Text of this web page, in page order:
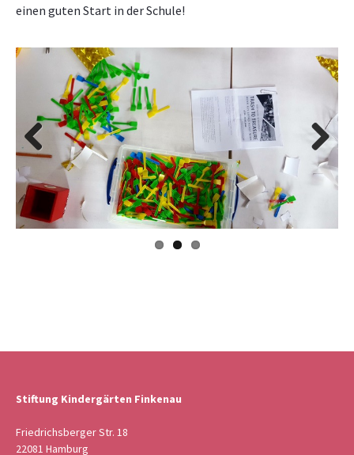
einen guten Start in der Schule!
Previous Next
Stiftung Kindergärten Finkenau
Friedrichsberger Str. 18
22081 Hamburg